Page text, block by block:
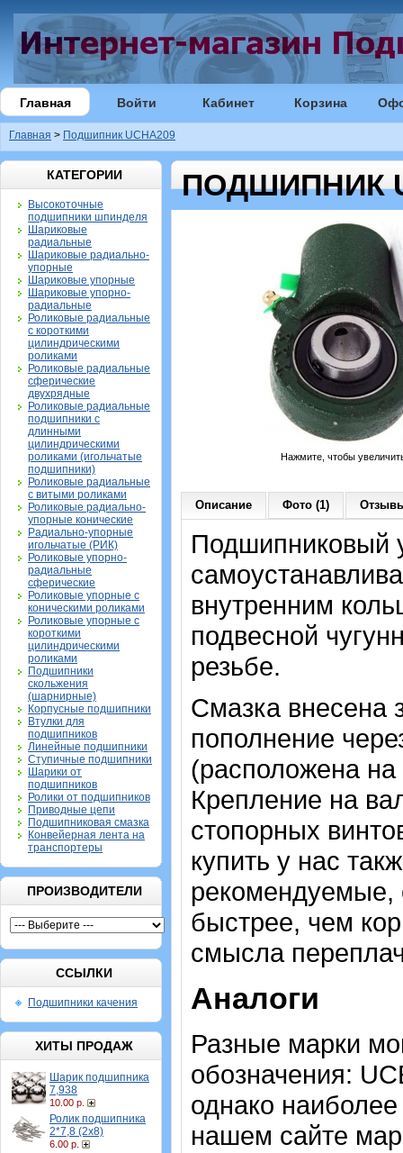
Главная Войти Кабинет Корзина
Главная > Подшипник UCHA209
КАТЕГОРИИ
Высокоточные
подшипники шпинделя
Шариковые
радиальные
Шариковые радиально-
упорные
Шариковые упорные
Шариковые упорно-
радиальные
Роликовые радиальные
с короткими
цилиндрическими
роликами
Роликовые радиальные
сферические
двухрядные
Роликовые радиальные
подшипники с
длинными
цилиндрическими
роликами (игольчатые
подшипники)
Роликовые радиальные
с витыми роликами
Роликовые радиально-
упорные конические
Радиально-упорные
игольчатые (РИК)
Роликовые упорно-
радиальные
сферические
Роликовые упорные с
коническими роликами
Роликовые упорные с
короткими
цилиндрическими
роликами
Подшипники
скольжения
(шарнирные)
Корпусные подшипники
Втулки для
подшипников
Линейные подшипники
Ступичные подшипники
Шарики от
подшипников
Ролики от подшипников
Приводные цепи
Подшипниковая смазка
Конвейерная лента на
транспортеры
ПРОИЗВОДИТЕЛИ
ССЫЛКИ
Подшипники качения
ХИТЫ ПРОДАЖ
Шарик подшипника
7,938
10.00 р.
Ролик подшипника
2*7,8 (2х8)
6.00 р.
ПОДШИПНИК
Нажмите, чтобы
Описание Фото (1)
Подшипниковый
внутренним
подвесной
резьбе.
Смазка внесена
пополнение
(расположена на
Крепление на
стопорных
купить у нас
рекомендуемые,
быстрее, чем
смысла
Аналоги
Разные марки
обозначения:
однако
нашем сайте